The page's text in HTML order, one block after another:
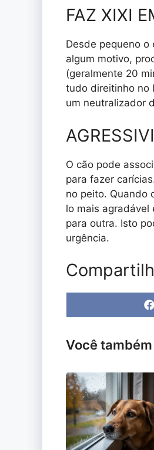
FAZ XIXI
Desde pequeno
algum motivo,
(geralmente 20
tudo direitinho no
um neutralizador
O cão pode
para fazer
no peito. Quando
lo mais agradável
para outra. Isto
urgência.
Você